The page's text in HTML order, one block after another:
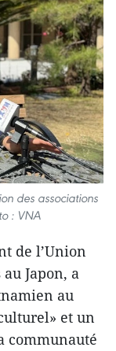
des associations
: VNA
de l’Union
Japon, a
au
et un
communauté